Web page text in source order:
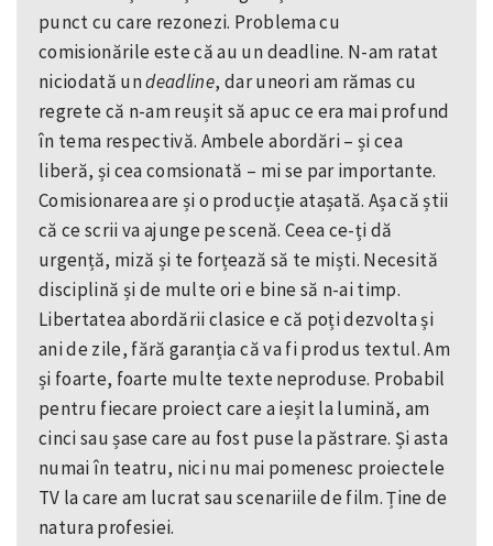
punct cu care rezonezi. Problema cu
comisionările este că au un deadline. N-am ratat
niciodată undeadline, dar uneori am rămas cu
regrete că n-am reușit să apuc ce era mai profund
în tema respectivă. Ambele abordări – și cea
liberă, și cea comsionată – mi se par importante.
Comisionarea are și o producție atașată. Așa că știi
că ce scrii va ajunge pe scenă. Ceea ce-ți dă
urgență, miză și te forțează să te miști. Necesită
disciplină și de multe ori e bine să n-ai timp.
Libertatea abordării clasice e că poți dezvolta și
ani de zile, fără garanția că va fi produs textul. Am
și foarte, foarte multe texte neproduse. Probabil
pentru fiecare proiect care a ieșit la lumină, am
cinci sau șase care au fost puse la păstrare. Și asta
numai în teatru, nici nu mai pomenesc proiectele
TV la care am lucrat sau scenariile de film. Ține de
natura profesiei.